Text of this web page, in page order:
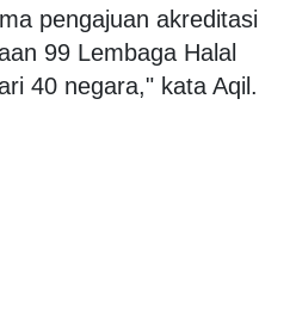
pengajuan akreditasi
99 Lembaga Halal
40 negara," kata Aqil.